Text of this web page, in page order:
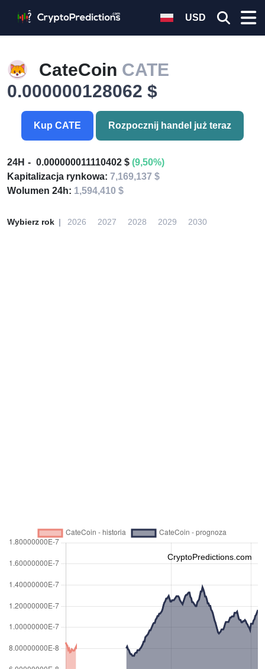
USD
CateCoin CATE
0.000000128062 $
Kup CATE Rozpocznij handel już teraz
24H 0.000000011110402 $ (9,50%)
Kapitalizacja rynkowa: 7,169,137 $
Wolumen 24h: 1,594,410 $
Wybierz rok 2026 2027 2028 2029 2030
CryptoPredictions.com